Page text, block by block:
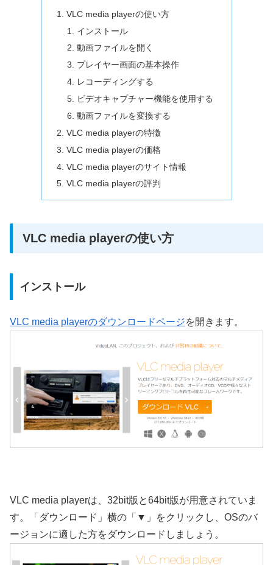
VLC media playerの使い方
インストール
動画ファイルを開く
プレイヤー画面の基本操作
レコーディングする
ビデオキャプチャー機能を使用する
動画ファイルを変換する
VLC media playerの特徴
VLC media playerの価格
VLC media playerのサイト情報
VLC media playerの評判
VLC media playerの使い方
インストール
VLC media playerのダウンロードページを開きます。
VLC media playerは、32bit版と64bit版が用意されていま
す。「ダウンロード」横の「▼」をクリックし、OSのバ
ージョンに適した方をダウンロードしましょう。